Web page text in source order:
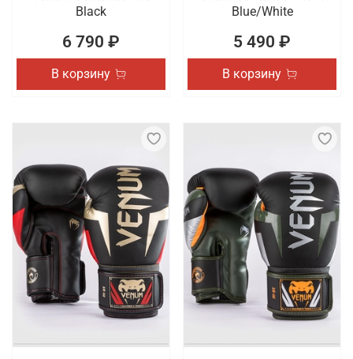
Black
6 790 ₽
В корзину
Blue/White
5 490 ₽
В корзину